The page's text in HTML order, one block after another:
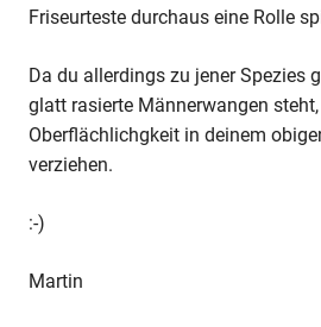
Friseurteste durchaus eine Rolle
Da du allerdings zu jener Spezies
glatt rasierte Männerwangen
Oberflächlichgkeit in deinem
verziehen.
:-)
Martin